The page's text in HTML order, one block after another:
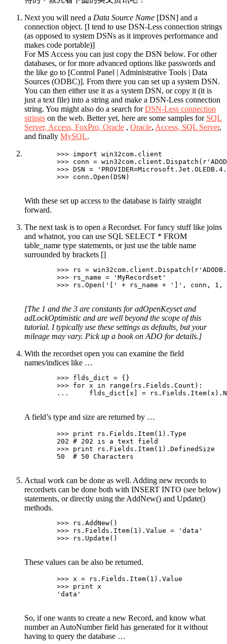
Next you will need a Data Source Name [DSN] and a
connection object. [I tend to use DSN-Less connection strings
(as opposed to system DSNs as it improves performance and
makes code portable)]
For MS Access you can just copy the DSN below. For other
databases, or for more advanced options like passwords and
the like go to [Control Panel | Administrative Tools | Data
Sources (ODBC)]. From there you can set up a system DSN.
You can then either use it as a system DSN, or copy it (it is
just a text file) into a string and make a DSN-Less connection
string. You might also do a search forDSN-Less connection
strings on the web. Better yet, here are some samples for SQL
Server, Access, FoxPro, Oracle , Oracle, Access, SQL Server,
and finally MySQL.
        >>> import win32com.client
>>> conn =
>>> DSN =
        >>> conn.Open(DSN)
With these set up access to the database is fairly straight
forward.
The next task is to open a Recordset. For fancy stuff like joins
and whatnot, you can use SQL SELECT * FROM
table_name type statements, or just use the table name
surrounded by brackets []
>>> rs =
        >>> rs_name = 'MyRecordset'
>>> rs.Open('[' + rs_name + ']', conn, 1,
[The 1 and the 3 are constants for adOpenKeyset and
adLockOptimistic and are well beyond the scope of this
tutorial. I typically use these settings as defaults, but your
mileage may vary. Pick up a book on ADO for details.]
With the recordset open you can examine the field
names/indices like …
        >>> flds_dict = {}
        >>> for x in range(rs.Fields.Count):
...     flds_dict[x] =
A field’s type and size are returned by …
        >>> print rs.Fields.Item(1).Type
        202 # 202 is a text field
        >>> print rs.Fields.Item(1).DefinedSize
        50  # 50 Characters
Actual work can be done as well. Adding new records to
recordsets can be done both with INSERT INTO (see below)
statements, or directly using the AddNew() and Update()
methods.
        >>> rs.AddNew()
        >>> rs.Fields.Item(1).Value = 'data'
        >>> rs.Update()
These values can be also be returned.
        >>> x = rs.Fields.Item(1).Value
        >>> print x
        'data'
So, if one wants to create a new Record, and know what
number an AutoNumber field has generated for it without
having to query the database …